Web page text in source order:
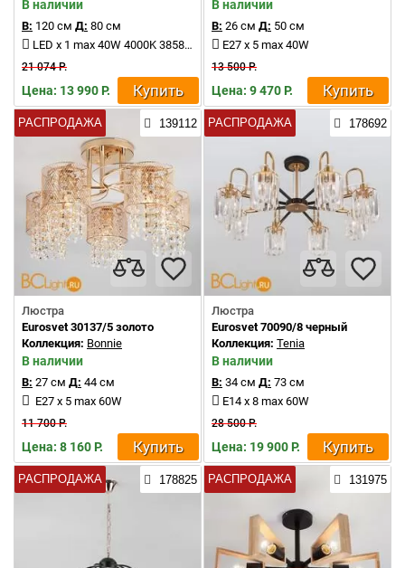
В наличии
В: 120 см Д: 80 см
LED x 1 max 40W 4000K 3858Lm
21 074 Р.
Цена: 13 990 Р. Купить
В наличии
В: 26 см Д: 50 см
E27 x 5 max 40W
13 500 Р.
Цена: 9 470 Р. Купить
РАСПРОДАЖА 139112
Люстра
Eurosvet 30137/5 золото
Коллекция: Bonnie
В наличии
В: 27 см Д: 44 см
E27 x 5 max 60W
11 700 Р.
Цена: 8 160 Р. Купить
РАСПРОДАЖА 178692
Люстра
Eurosvet 70090/8 черный
Коллекция: Tenia
В наличии
В: 34 см Д: 73 см
E14 x 8 max 60W
28 500 Р.
Цена: 19 900 Р. Купить
РАСПРОДАЖА 178825 РАСПРОДАЖА 131975